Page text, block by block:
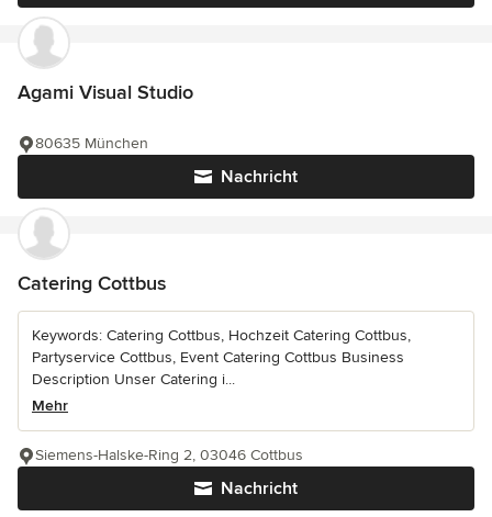
Agami Visual Studio
Nachricht
80635 München
Catering Cottbus
Keywords: Catering Cottbus, Hochzeit Catering Cottbus,
Partyservice Cottbus, Event Catering Cottbus Business
Description Unser Catering i...
Mehr
Nachricht
Siemens-Halske-Ring 2, 03046 Cottbus